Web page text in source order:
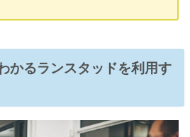
かるランスタッドを利用す